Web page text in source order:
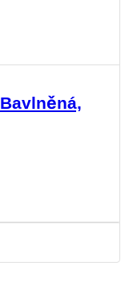
Bavlněná,